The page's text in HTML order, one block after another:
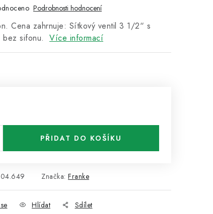
Podrobnosti hodnocení
Cena zahrnuje: Sítkový ventil 3 1/2“ s
sifonu. Více informací
PŘIDAT DO KOŠÍKU
Značka: Franke
Hlídat Sdílet